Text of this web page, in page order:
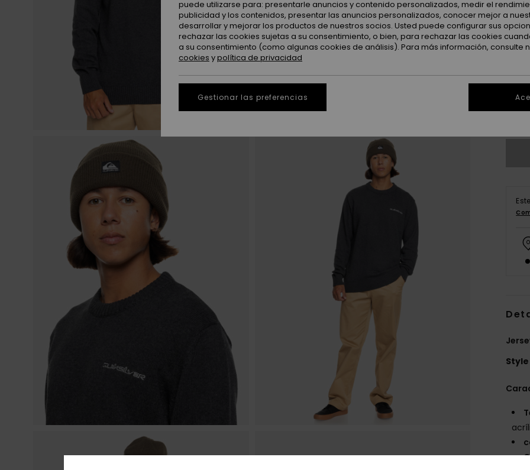
Style
puede utilizarse para: presentarle anuncios y contenido personalizados, medir el
publicidad y los contenidos, presentar las anuncios personalizados, conocer mejor a
desarrollar y mejorar los productos de nuestros socios. Usted puede configurar sus
rechazar las cookies sujetas a su consentimiento, o bien, para rechazar las cookies
a su consentimiento (como algunas cookies de análisis). Para más información, consulte
cookies ypolítica de privacidad
Gestionar las preferencias